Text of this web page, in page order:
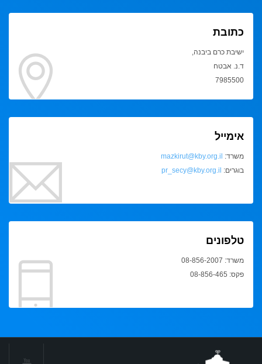
כתובת
ישיבת כרם ביבנה,
ד.נ. אבטח
7985500
אימייל
משרד: mazkirut@kby.org.il
בוגרים: pr_secy@kby.org.il
טלפונים
משרד: 08-856-2007
פקס: 08-856-465